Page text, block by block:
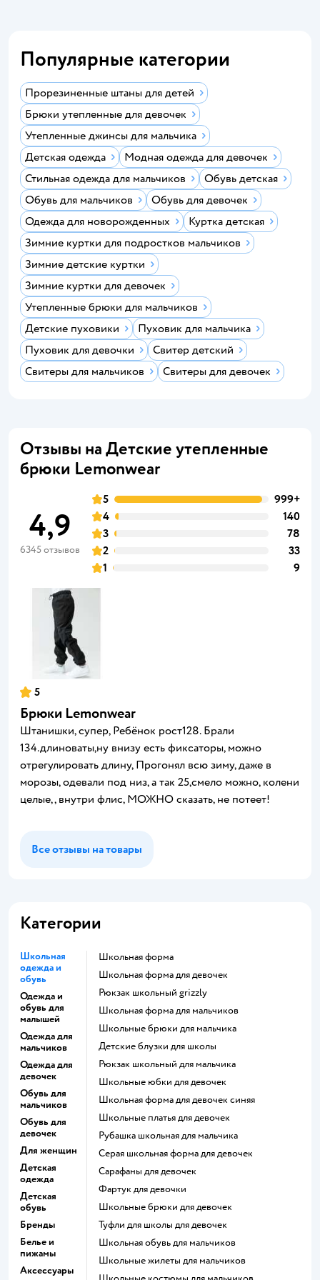
Популярные категории
Прорезиненные штаны для детей
Брюки утепленные для девочек
Утепленные джинсы для мальчика
Детская одежда
Модная одежда для девочек
Стильная одежда для мальчиков
Обувь детская
Обувь для мальчиков
Обувь для девочек
Одежда для новорожденных
Куртка детская
Зимние куртки для подростков мальчиков
Зимние детские куртки
Зимние куртки для девочек
Утепленные брюки для мальчиков
Детские пуховики
Пуховик для мальчика
Пуховик для девочки
Свитер детский
Свитеры для мальчиков
Свитеры для девочек
Отзывы на Детские утепленные
брюки Lemonwear
4,9
6345 отзывов
5
999+
4
140
3
78
2
33
1
9
5
Брюки Lemonwear
Штанишки, супер, Ребёнок рост128. Брали
134.длиноваты,ну внизу есть фиксаторы, можно
отрегулировать длину, Прогонял всю зиму, даже в
морозы, одевали под низ, а так 25,смело можно, колени
целые,, внутри флис, МОЖНО сказать, не потеет!
Все отзывы на товары
Категории
Школьная
одежда и
обувь
Одежда и
обувь для
малышей
Одежда для
мальчиков
Одежда для
девочек
Обувь для
мальчиков
Обувь для
девочек
Для женщин
Детская
одежда
Детская
обувь
Бренды
Белье и
пижамы
Аксессуары
Школьная форма
Школьная форма для девочек
Рюкзак школьный grizzly
Школьная форма для мальчиков
Школьные брюки для мальчика
Детские блузки для школы
Рюкзак школьный для мальчика
Школьные юбки для девочек
Школьная форма для девочек синяя
Школьные платья для девочек
Рубашка школьная для мальчика
Серая школьная форма для девочек
Сарафаны для девочек
Фартук для девочки
Школьные брюки для девочек
Туфли для школы для девочек
Школьная обувь для мальчиков
Школьные жилеты для мальчиков